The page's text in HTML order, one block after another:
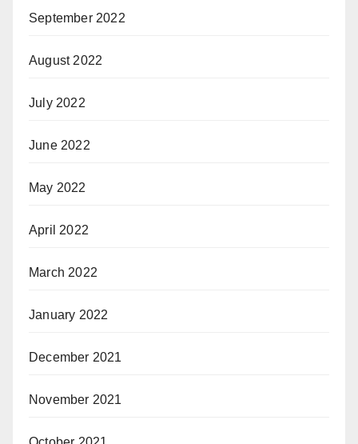
September 2022
August 2022
July 2022
June 2022
May 2022
April 2022
March 2022
January 2022
December 2021
November 2021